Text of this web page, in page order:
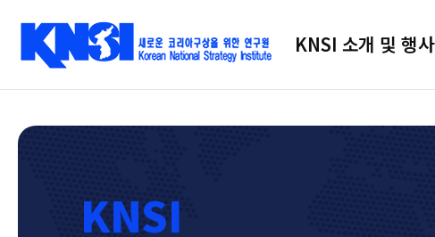
KNSI 소개 및 행사